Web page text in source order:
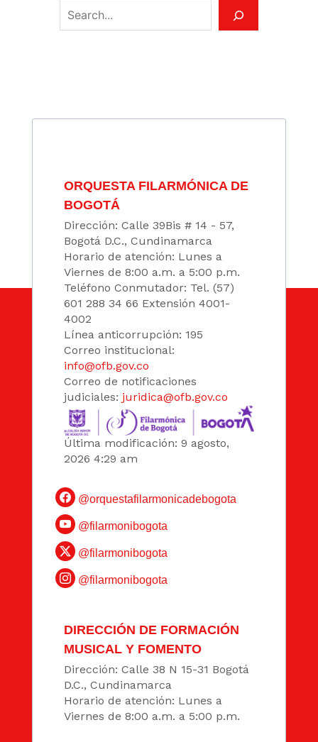
ORQUESTA FILARMÓNICA DE
BOGOTÁ
Dirección: Calle 39Bis # 14 - 57,
Bogotá D.C., Cundinamarca
Horario de atención: Lunes a
Viernes de 8:00 a.m. a 5:00 p.m.
Teléfono Conmutador: Tel. (57)
601 288 34 66 Extensión 4001-
4002
Línea anticorrupción: 195
Correo institucional:
info@ofb.gov.co
Correo de notificaciones
judiciales: juridica@ofb.gov.co
Última modificación: 9 agosto,
2026 4:29 am
@orquestafilarmonicadebogota
@filarmonibogota
@filarmonibogota
@filarmonibogota
DIRECCIÓN DE FORMACIÓN
MUSICAL Y FOMENTO
Dirección: Calle 38 N 15-31 Bogotá
D.C., Cundinamarca
Horario de atención: Lunes a
Viernes de 8:00 a.m. a 5:00 p.m.